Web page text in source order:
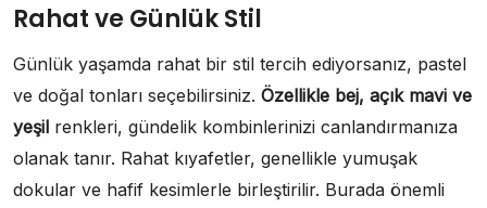
Rahat ve Günlük Stil
Günlük yaşamda rahat bir stil tercih ediyorsanız, pastel
ve doğal tonları seçebilirsiniz. Özellikle bej, açık mavi ve
yeşil renkleri, gündelik kombinlerinizi canlandırmanıza
olanak tanır. Rahat kıyafetler, genellikle yumuşak
dokular ve hafif kesimlerle birleştirilir. Burada önemli